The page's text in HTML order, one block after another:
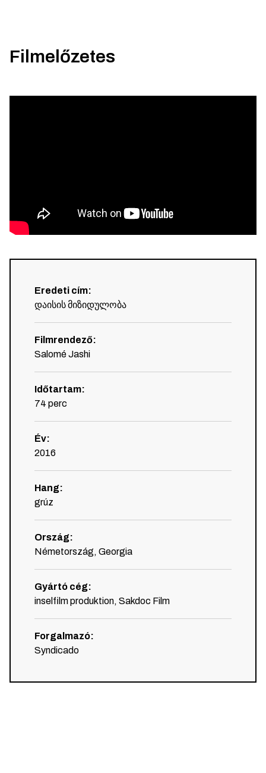
Filmelőzetes
Eredeti cím:
დაისის მიზიდულობა
Filmrendező:
Salomé Jashi
Időtartam:
74 perc
Év:
2016
Hang:
grúz
Ország:
Németország, Georgia
Gyártó cég:
inselfilm produktion, Sakdoc Film
Forgalmazó:
Syndicado